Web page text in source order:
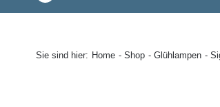
Sie sind hier: Home Shop Glühlampen